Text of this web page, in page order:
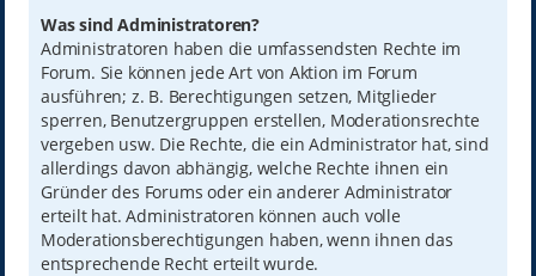
Was sind Administratoren?
Administratoren haben die umfassendsten Rechte im
Forum. Sie können jede Art von Aktion im Forum
ausführen; z. B. Berechtigungen setzen, Mitglieder
sperren, Benutzergruppen erstellen, Moderationsrechte
vergeben usw. Die Rechte, die ein Administrator hat, sind
allerdings davon abhängig, welche Rechte ihnen ein
Gründer des Forums oder ein anderer Administrator
erteilt hat. Administratoren können auch volle
Moderationsberechtigungen haben, wenn ihnen das
entsprechende Recht erteilt wurde.